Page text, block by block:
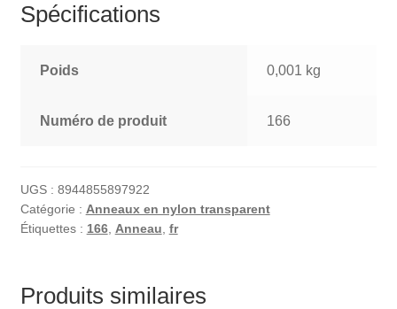
Spécifications
Poids 0,001 kg
Numéro de produit 166
UGS : 8944855897922
Catégorie : Anneaux en nylon transparent
Étiquettes : 166, Anneau fr
Produits similaires